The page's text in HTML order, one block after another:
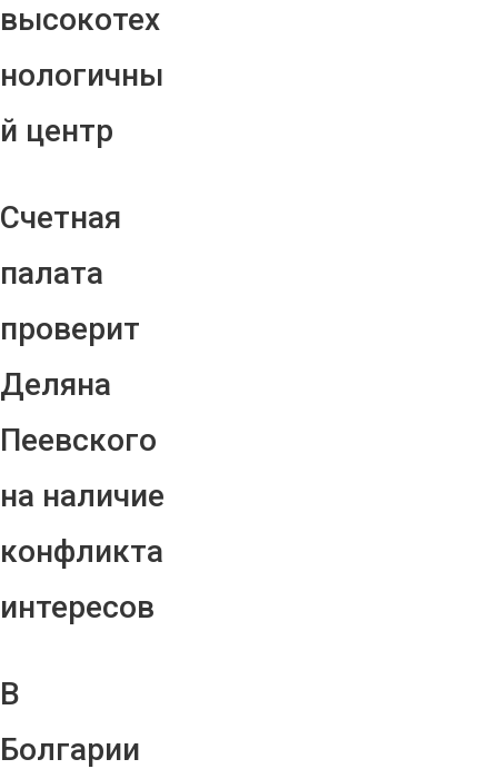
высокотех
нологичны
й центр
Счетная
палата
проверит
Деляна
Пеевского
на наличие
конфликта
интересов
В
Болгарии